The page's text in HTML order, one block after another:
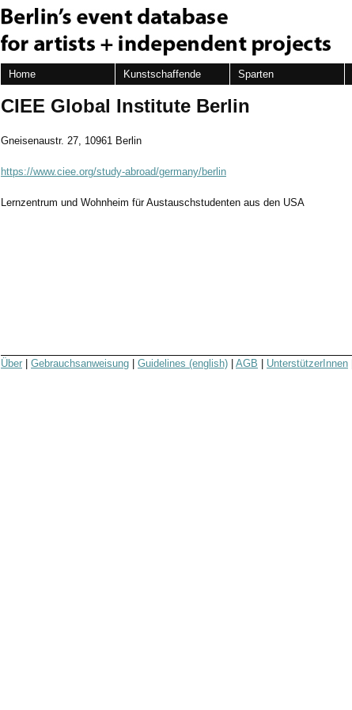
Home Kunstschaffende Sparten
CIEE Global Institute Berlin
Gneisenaustr. 27, 10961 Berlin
https://www.ciee.org/study-abroad/germany/berlin
Lernzentrum und Wohnheim für Austauschstudenten aus den USA
Über Gebrauchsanweisung Guidelines (english) AGB UnterstützerInnen